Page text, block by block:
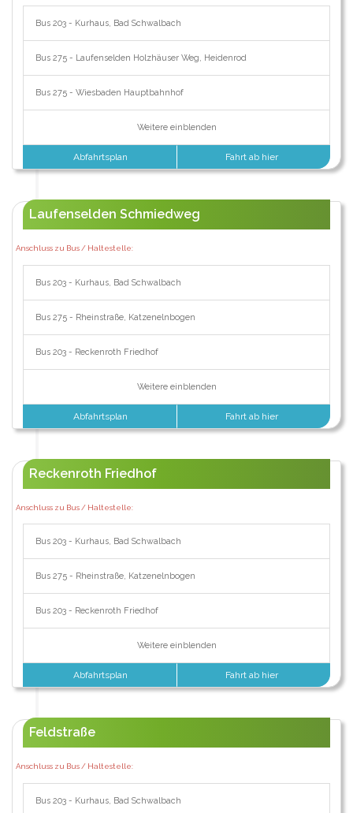
Bus 203 - Kurhaus, Bad Schwalbach
Bus 275 - Laufenselden Holzhäuser Weg, Heidenrod
Bus 275 - Wiesbaden Hauptbahnhof
Weitere einblenden
Abfahrtsplan Fahrt ab hier
Laufenselden Schmiedweg
Anschluss zu Bus / Haltestelle:
Bus 203 - Kurhaus, Bad Schwalbach
Bus 275 - Rheinstraße, Katzenelnbogen
Bus 203 - Reckenroth Friedhof
Weitere einblenden
Abfahrtsplan Fahrt ab hier
Reckenroth Friedhof
Anschluss zu Bus / Haltestelle:
Bus 203 - Kurhaus, Bad Schwalbach
Bus 275 - Rheinstraße, Katzenelnbogen
Bus 203 - Reckenroth Friedhof
Weitere einblenden
Abfahrtsplan Fahrt ab hier
Feldstraße
Anschluss zu Bus / Haltestelle:
Bus 203 - Kurhaus, Bad Schwalbach